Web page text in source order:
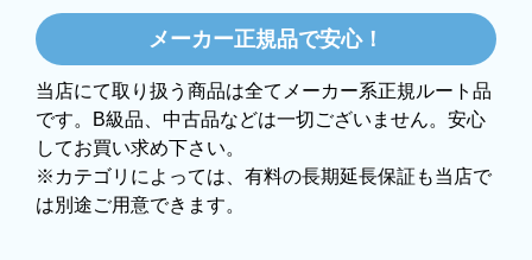
2025年12月24日 21:44
欲しい商品をスムーズに注文できましたか？
はい
ショップからの連絡や対応は適切でしたか？
はい
メーカー正規品で安心！
当店にて取り扱う商品は全てメーカー系正規ルート品
です。B級品、中古品などは一切ございません。安心
してお買い求め下さい。
※カテゴリによっては、有料の長期延長保証も当店で
は別途ご用意できます。